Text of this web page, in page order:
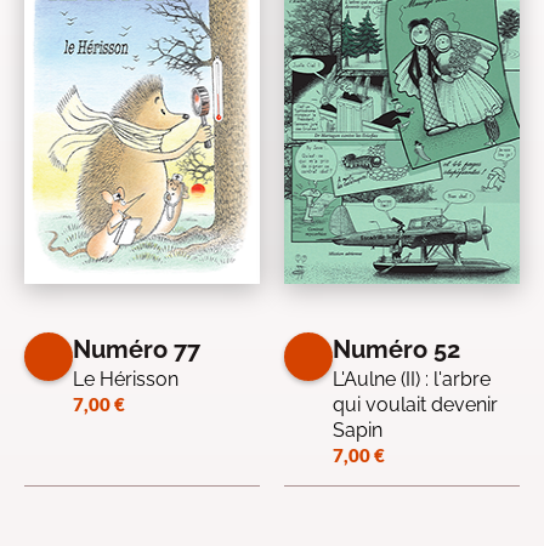
Numéro 77
Le Hérisson
7,00€
Numéro 52
L'Aulne (II) : l'arbre
qui voulait devenir
Sapin
7,00€